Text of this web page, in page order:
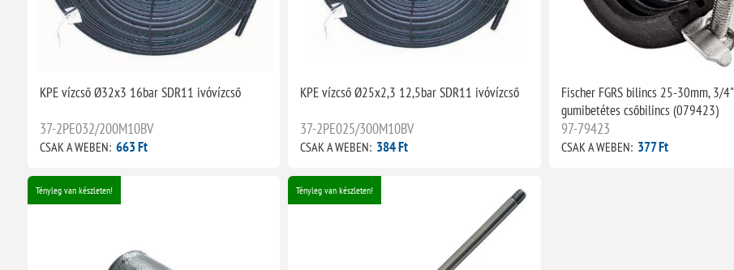
KPE vízcső Ø32x3 16bar SDR11 ivóvízcső
37-2PE032/200M10BV
CSAK A WEBEN: 663 Ft
KPE vízcső Ø25x2,3 12,5bar SDR11 ivóvízcső
37-2PE025/300M10BV
CSAK A WEBEN: 384 Ft
Fischer FGRS bilincs 25-30mm, 3/4"
gumibetétes csőbilincs (079423)
97-79423
CSAK A WEBEN: 377 Ft
Tényleg van készleten! Tényleg van készleten!